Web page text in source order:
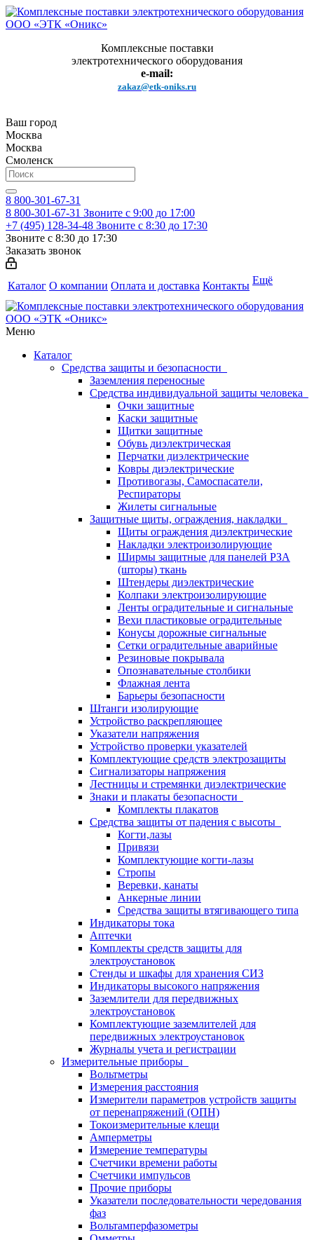
Комплексные поставки
электротехнического оборудования
e-mail:
zakaz@etk-oniks.ru
Ваш город
Москва
Москва
Смоленск
8 800-301-67-31
8 800-301-67-31 Звоните с 9:00 до 17:00
+7 (495) 128-34-48 Звоните с 8:30 до 17:30
Звоните с 8:30 до 17:30
Заказать звонок
Каталог О компании Оплата и доставка Контакты Ещё
Меню
Каталог
Средства защиты и безопасности
Заземления переносные
Средства индивидуальной защиты человека
Очки защитные
Каски защитные
Щитки защитные
Обувь диэлектрическая
Перчатки диэлектрические
Ковры диэлектрические
Противогазы, Самоспасатели,
Респираторы
Жилеты сигнальные
Защитные щиты, ограждения, накладки
Щиты ограждения диэлектрические
Накладки электроизолирующие
Ширмы защитные для панелей РЗА
(шторы) ткань
Штендеры диэлектрические
Колпаки электроизолирующие
Ленты оградительные и сигнальные
Вехи пластиковые оградительные
Конусы дорожные сигнальные
Сетки оградительные аварийные
Резиновые покрывала
Опознавательные столбики
Флажная лента
Барьеры безопасности
Штанги изолирующие
Устройство раскрепляющее
Указатели напряжения
Устройство проверки указателей
Комплектующие средств электрозащиты
Сигнализаторы напряжения
Лестницы и стремянки диэлектрические
Знаки и плакаты безопасности
Комплекты плакатов
Средства защиты от падения с высоты
Когти,лазы
Привязи
Комплектующие когти-лазы
Стропы
Веревки, канаты
Анкерные линии
Средства защиты втягивающего типа
Индикаторы тока
Аптечки
Комплекты средств защиты для
электроустановок
Стенды и шкафы для хранения СИЗ
Индикаторы высокого напряжения
Заземлители для передвижных
электроустановок
Комплектующие заземлителей для
передвижных электроустановок
Журналы учета и регистрации
Измерительные приборы
Вольтметры
Измерения расстояния
Измерители параметров устройств защиты
от перенапряжений (ОПН)
Токоизмерительные клещи
Амперметры
Измерение температуры
Счетчики времени работы
Счетчики импульсов
Прочие приборы
Указатели последовательности чередования
фаз
Вольтамперфазометры